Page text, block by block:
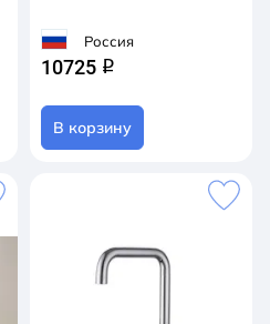
Россия
10725 q
В корзину